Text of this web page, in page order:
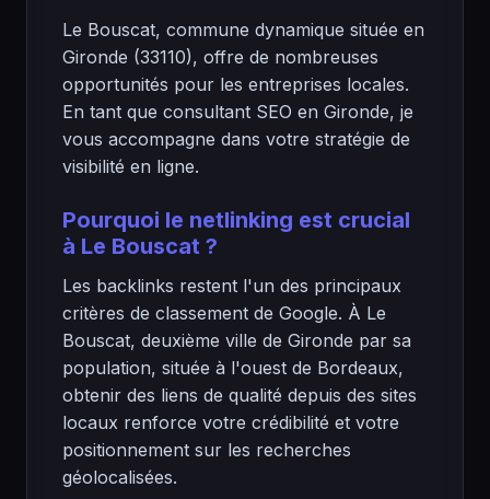
Le Bouscat, commune dynamique située en
Gironde (33110), offre de nombreuses
opportunités pour les entreprises locales.
En tant que consultant SEO en Gironde, je
vous accompagne dans votre stratégie de
visibilité en ligne.
Pourquoi le netlinking est crucial
à Le Bouscat ?
Les backlinks restent l'un des principaux
critères de classement de Google. À Le
Bouscat, deuxième ville de Gironde par sa
population, située à l'ouest de Bordeaux,
obtenir des liens de qualité depuis des sites
locaux renforce votre crédibilité et votre
positionnement sur les recherches
géolocalisées.